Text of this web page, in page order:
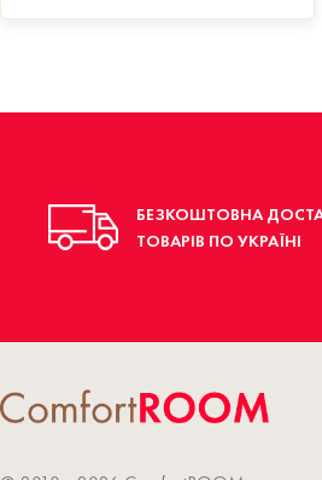
БЕЗКОШТОВНА
ТОВАРІВ ПО УКРАЇНІ